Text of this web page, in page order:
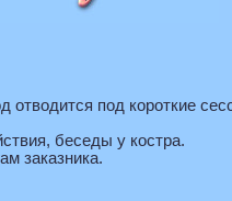
под короткие
беседы у костра.
заказника.